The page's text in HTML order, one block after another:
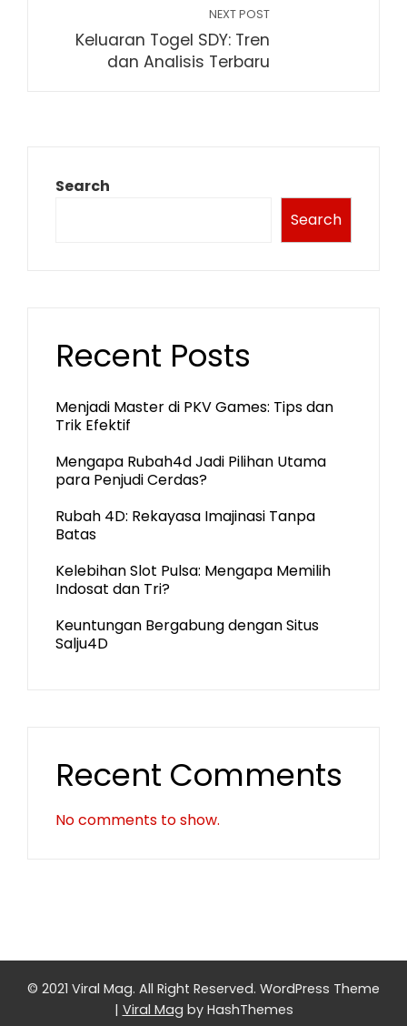
NEXT POST
Keluaran Togel SDY: Tren
dan Analisis Terbaru
Search
Search
Recent Posts
Menjadi Master di PKV Games: Tips dan
Trik Efektif
Mengapa Rubah4d Jadi Pilihan Utama
para Penjudi Cerdas?
Rubah 4D: Rekayasa Imajinasi Tanpa
Batas
Kelebihan Slot Pulsa: Mengapa Memilih
Indosat dan Tri?
Keuntungan Bergabung dengan Situs
Salju4D
Recent Comments
No comments to show.
© 2021 Viral Mag. All Right Reserved. WordPress Theme
| Viral Mag by HashThemes